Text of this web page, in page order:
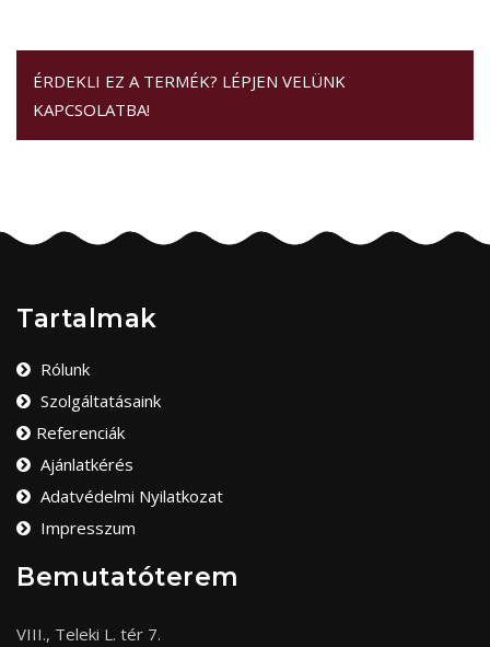
ÉRDEKLI EZ A TERMÉK? LÉPJEN VELÜNK
KAPCSOLATBA!
Tartalmak
Rólunk
Szolgáltatásaink
Referenciák
Ajánlatkérés
Adatvédelmi Nyilatkozat
Impresszum
Bemutatóterem
VIII., Teleki L. tér 7.